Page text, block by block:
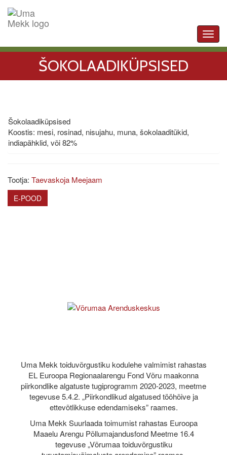
ŠOKOLAADIKÜPSISED
Šokolaadiküpsised
Koostis: mesi, rosinad, nisujahu, muna, šokolaaditükid,
indiapähklid, või 82%
Tootja: Taevaskoja Meejaam
E-POOD
Uma Mekk toiduvõrgustiku kodulehe valmimist rahastas
EL Euroopa Regionaalarengu Fond Võru maakonna
piirkondlike algatuste tugiprogramm 2020-2023, meetme
tegevuse 5.4.2. „Piirkondlikud algatused tööhõive ja
ettevõtlikkuse edendamiseks” raames.
Uma Mekk Suurlaada toimumist rahastas Euroopa
Maaelu Arengu Põllumajandusfond Meetme 16.4
tegevuse „Võrumaa toiduvõrgustiku